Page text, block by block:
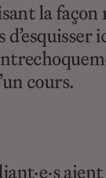
la façon
cours.